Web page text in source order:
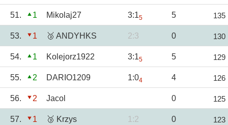
51. 1 Mikolaj27 3:15 5 135
53. 1 🥉 ANDYHKS 2:3 0 130
54. 1 Kolejorz1922 3:15 5 129
55. 2 DARIO1209 1:04 4 126
56. 2 Jacol 0 125
57. 1 🥉 Krzys 1:2 0 123